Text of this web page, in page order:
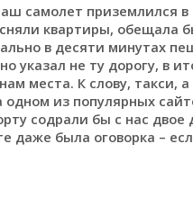
самолет
квартиры, обещала
в десяти минутах
указал не ту дорогу, в
места. К слову,
одном из популярных
содрали бы с нас двое
даже была оговорка –